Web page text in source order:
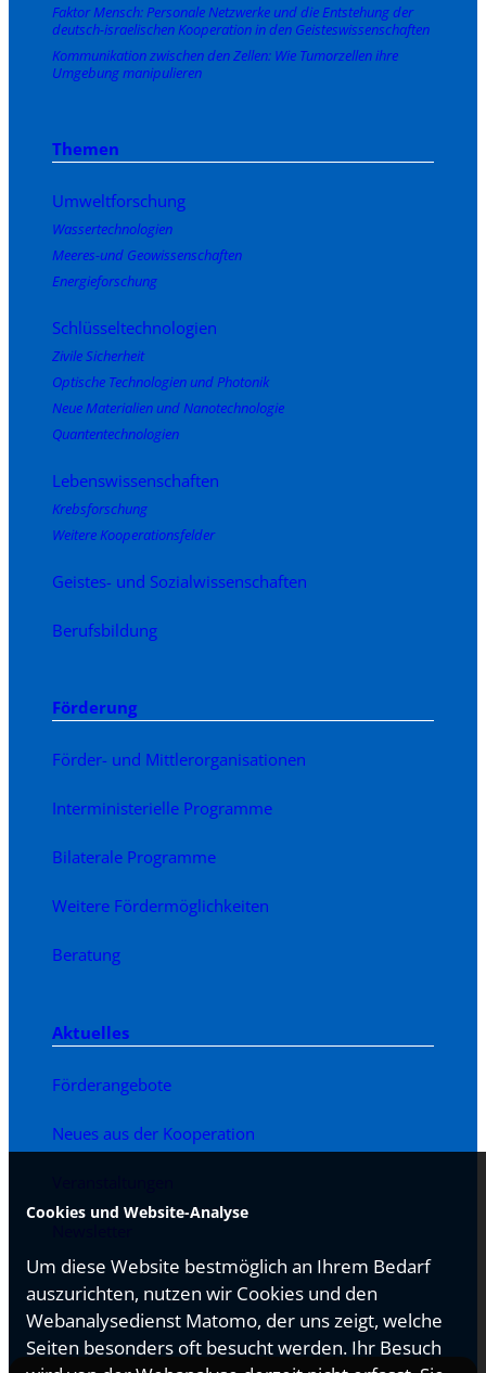
Cookies und Website-Analyse
Um diese Website bestmöglich an Ihrem Bedarf
auszurichten, nutzen wir Cookies und den
Webanalysedienst Matomo, der uns zeigt, welche
Seiten besonders oft besucht werden. Ihr Besuch
Faktor Mensch: Personale Netzwerke und die Entstehung der
deutsch-israelischen Kooperation in den Geisteswissenschaften
Kommunikation zwischen den Zellen: Wie Tumorzellen ihre
Umgebung manipulieren
Themen
Umweltforschung
Wassertechnologien
Meeres-und Geowissenschaften
Energieforschung
Schlüsseltechnologien
Zivile Sicherheit
Optische Technologien und Photonik
Neue Materialien und Nanotechnologie
Quantentechnologien
Lebenswissenschaften
Krebsforschung
Weitere Kooperationsfelder
Geistes- und Sozialwissenschaften
Berufsbildung
Förderung
Förder- und Mittlerorganisationen
Interministerielle Programme
Bilaterale Programme
Weitere Fördermöglichkeiten
Beratung
Aktuelles
Förderangebote
Neues aus der Kooperation